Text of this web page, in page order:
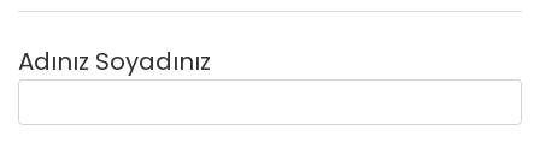
Adınız Soyadınız